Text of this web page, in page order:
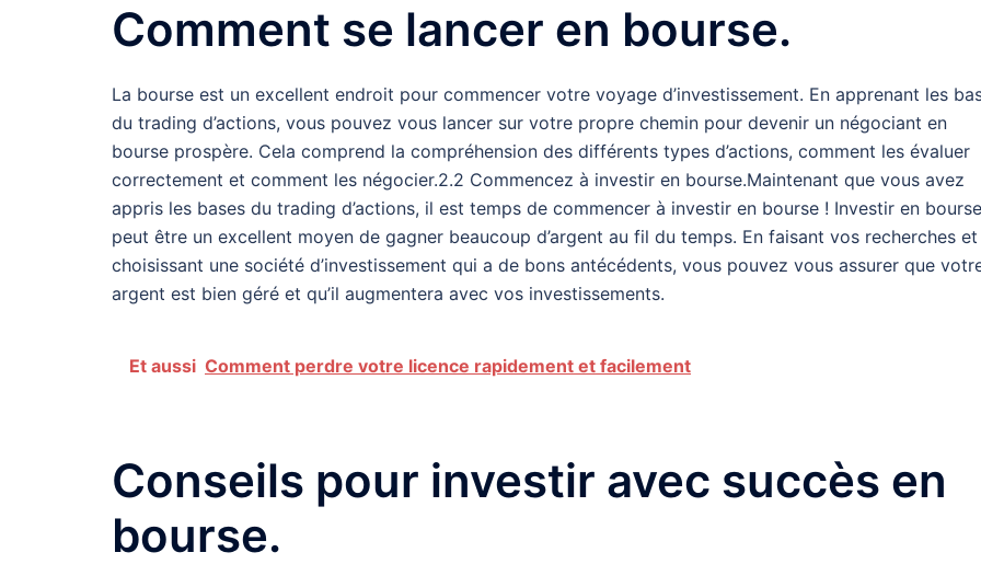
Comment se lancer en bourse.
La bourse est un excellent endroit pour commencer votre voyage d’investissement. En apprenant les
du trading d’actions, vous pouvez vous lancer sur votre propre chemin pour devenir un négociant en
bourse prospère. Cela comprend la compréhension des différents types d’actions, comment les évaluer
correctement et comment les négocier.2.2 Commencez à investir en bourse.Maintenant que vous avez
appris les bases du trading d’actions, il est temps de commencer à investir en bourse ! Investir en bourse
peut être un excellent moyen de gagner beaucoup d’argent au fil du temps. En faisant vos recherches et
choisissant une société d’investissement qui a de bons antécédents, vous pouvez vous assurer que
argent est bien géré et qu’il augmentera avec vos investissements.
Et aussi Comment perdre votre licence rapidement et facilement
Conseils pour investir avec succès en
bourse.